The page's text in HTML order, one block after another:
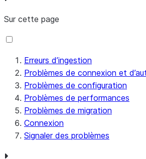
Sur cette page
Erreurs d’ingestion
Problèmes de connexion et
Problèmes de configuration
Problèmes de performances
Problèmes de migration
Connexion
Signaler des problèmes